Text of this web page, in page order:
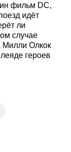
фильм DC,
идёт
ли
случае
Милли Олкок
героев